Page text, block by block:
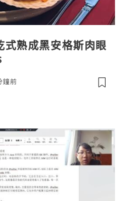
式熟成黑安格斯肉眼
鐘前